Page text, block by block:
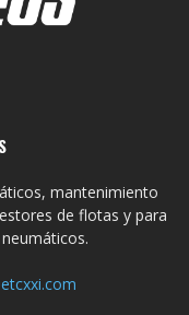
mantenimiento
de flotas y para